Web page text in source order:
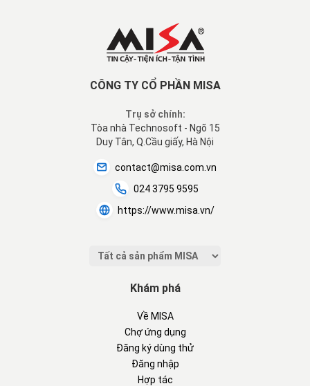
CÔNG TY CỔ PHẦN MISA
Trụ sở chính:
Tòa nhà Technosoft - Ngõ 15
Duy Tân, Q.Cầu giấy, Hà Nội
contact@misa.com.vn
024 3795 9595
https://www.misa.vn/
Khám phá
Về MISA
Chợ ứng dụng
Đăng ký dùng thử
Đăng nhập
Hợp tác